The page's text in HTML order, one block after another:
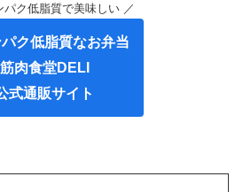
パク低脂質で美味しい ／
ク低脂質なお弁当
筋肉食堂DELI
式通販サイト